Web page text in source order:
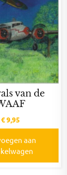
van de
€9,95
aan